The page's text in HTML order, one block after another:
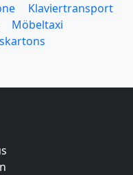
Klaviertransport
Möbeltaxi